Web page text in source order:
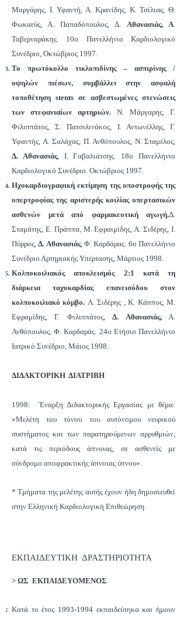
Μαργάρης, Ι. Υφαντή, Α. Κρανίδης, Κ. Τσίλιας, Θ.
Φωκαεύς, Α. Παπαδόπουλος, Δ. Αθανασιάς, Α.
Ταβερναράκης. 10ο Πανελλήνιο Καρδιολογικό
Συνέδριο, Οκτώβριος 1997.
Το πρωτόκολλο τικλοπιδίνης – ασπιρίνης /
υψηλών πιέσων, συμβάλλει στην ασφαλή
τοποθέτηση stents σε ασβεστωμένες στενώσεις
των στεφανιαίων αρτηριών. Ν. Μάργαρης, Γ.
Φιλιππάτος, Σ. Πατσιλινάκος, Ι. Αντωνέλλης, Γ.
Υφαντής, Α. Σαλάχας, Π. Ανθόπουλος, Ν. Σταμέλος,
Δ. Αθανασιάς, Ι. Γαβαλιάτσης. 18ο Πανελλήνιο
Καρδιολογικό Συνέδριο. Οκτώβριος 1997.
Ηχοκαρδιογραφική εκτίμηση της υποστροφής της
υπερτροφίας της αριστερής κοιλίας υπερτασικών
ασθενών μετά από φαρμακευτική αγωγή.Δ.
Σταμάτης, Ε. Πράππα, Μ. Εφραιμίδης, Α. Σιδέρης, Ι.
Πύρρος,Δ. Αθανασιάς, Φ. Καρδάρας. 6ο Πανελλήνιο
Συνέδριο Αρτηριακής Υπέρτασης, Μάρτιος 1998.
Κολποκοιλιακός αποκλεισμός 2:1 κατά τη
διάρκεια ταχυκαρδίας επανεισόδου στον
κολποκοιλιακό κόμβο. Α. Σιδέρης , Κ. Κάππος, Μ.
Εφραμίδης, Γ. Φιλιππάτος,Δ. Αθανασιάς,Α.
Ανθόπουλος, Φ. Καρδαράς. 24ο Ετήσιο Πανελλήνιο
Ιατρικό Συνέδριο, Μάιος 1998.
ΔΙΔΑΚΤΟΡΙΚΗ ΔΙΑΤΡΙΒΗ
1998: Έναρξη Διδακτορικής Εργασίας με θέμα:
«Μελέτη του τόνου του αυτόνομου νευρικού
συστήματος και των παρατηρούμενων αρρυθμιών,
κατά τις περιόδους άπνοιας, σε ασθενείς με
σύνδρομο αποφρακτικής άπνοιας ύπνου».
* Τμήματα της μελέτης αυτής έχουν ήδη δημοσιευθεί
στην Ελληνική Καρδιολογική Επιθεώρηση.
ΕΚΠΑΙΔΕΥΤΙΚΗ ΔΡΑΣΤΗΡΙΟΤΗΤΑ
> ΩΣ ΕΚΠΑΙΔΕΥΟΜΕΝΟΣ
Κατά το έτος 1993-1994 εκπαιδεύτηκα και ήμουν